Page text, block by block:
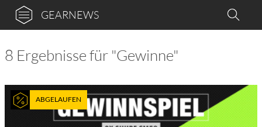
GEARNEWS
8 Ergebnisse für "Gewinne"
ABGELAUFEN